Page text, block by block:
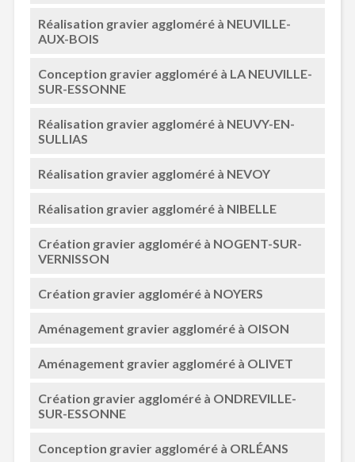
Réalisation gravier aggloméré à NEUVILLE-
AUX-BOIS
Conception gravier aggloméré à LA NEUVILLE-
SUR-ESSONNE
Réalisation gravier aggloméré à NEUVY-EN-
SULLIAS
Réalisation gravier aggloméré à NEVOY
Réalisation gravier aggloméré à NIBELLE
Création gravier aggloméré à NOGENT-SUR-
VERNISSON
Création gravier aggloméré à NOYERS
Aménagement gravier aggloméré à OISON
Aménagement gravier aggloméré à OLIVET
Création gravier aggloméré à ONDREVILLE-
SUR-ESSONNE
Conception gravier aggloméré à ORLÉANS